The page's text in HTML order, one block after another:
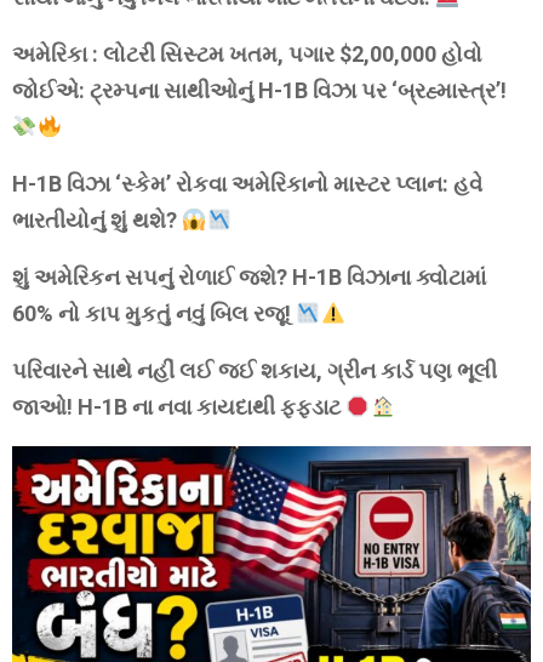
અમેરિકા : લોટરી સિસ્ટમ ખતમ, પગાર $2,00,000 હોવો
જોઈએ: ટ્રમ્પના સાથીઓનું H-1B વિઝા પર ‘બ્રહ્માસ્ત્ર’!
H-1B વિઝા ‘સ્કેમ’ રોકવા અમેરિકાનો માસ્ટર પ્લાન: હવે
ભારતીયોનું શું થશે?
શું અમેરિકન સપનું રોળાઈ જશે? H-1B વિઝાના ક્વોટામાં
60% નો કાપ મુકતું નવું બિલ રજૂ!
પરિવારને સાથે નહીં લઈ જઈ શકાય, ગ્રીન કાર્ડ પણ ભૂલી
જાઓ! H-1B ના નવા કાયદાથી ફફડાટ